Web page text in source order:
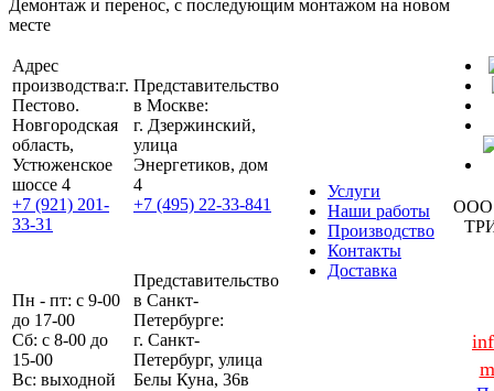
Демонтаж и перенос, с последующим монтажом на новом
месте
Адрес
производства:г.
Пестово.
Новгородская
область,
Устюженское
шоссе 4
+7 (921) 201-
33-31
Представительство
в Москве:
г. Дзержинский,
улица
Энергетиков, дом
4
+7 (495) 22-33-841
Услуги
Наши работы
Производство
Контакты
Доставка
ООО
Пн - пт: с 9-00
до 17-00
Сб: с 8-00 до
15-00
Вс: выходной
Представительство
в Санкт-
Петербурге:
г. Санкт-
Петербург, улица
Белы Куна, 36в